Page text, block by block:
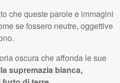
che queste parole e immagini
se fossero neutre, oggettive
oscura che affonda le sue
supremazia bianca,